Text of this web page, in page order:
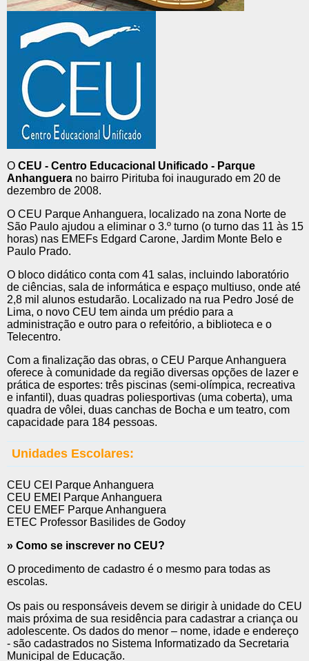
O CEU - Centro Educacional Unificado - Parque
Anhanguera no bairro Pirituba foi inaugurado em 20 de
dezembro de 2008.
O CEU Parque Anhanguera, localizado na zona Norte de
São Paulo ajudou a eliminar o 3.º turno (o turno das 11 às 15
horas) nas EMEFs Edgard Carone, Jardim Monte Belo e
Paulo Prado.
O bloco didático conta com 41 salas, incluindo laboratório
de ciências, sala de informática e espaço multiuso, onde até
2,8 mil alunos estudarão. Localizado na rua Pedro José de
Lima, o novo CEU tem ainda um prédio para a
administração e outro para o refeitório, a biblioteca e o
Telecentro.
Com a finalização das obras, o CEU Parque Anhanguera
oferece à comunidade da região diversas opções de lazer e
prática de esportes: três piscinas (semi-olímpica, recreativa
e infantil), duas quadras poliesportivas (uma coberta), uma
quadra de vôlei, duas canchas de Bocha e um teatro, com
capacidade para 184 pessoas.
Unidades Escolares:
CEU CEI Parque Anhanguera
CEU EMEI Parque Anhanguera
CEU EMEF Parque Anhanguera
ETEC Professor Basilides de Godoy
» Como se inscrever no CEU?
O procedimento de cadastro é o mesmo para todas as
escolas.
Os pais ou responsáveis devem se dirigir à unidade do CEU
mais próxima de sua residência para cadastrar a criança ou
adolescente. Os dados do menor – nome, idade e endereço
- são cadastrados no Sistema Informatizado da Secretaria
Municipal de Educação.